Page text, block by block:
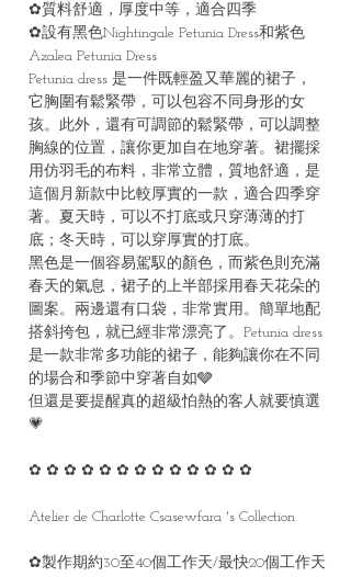
✿質料舒適，厚度中等，適合四季
✿設有黑色Nightingale Petunia Dress和紫色
Azalea Petunia Dress
Petunia dress 是一件既輕盈又華麗的裙子，
它胸圍有鬆緊帶，可以包容不同身形的女
孩。此外，還有可調節的鬆緊帶，可以調整
胸線的位置，讓你更加自在地穿著。裙擺採
用仿羽毛的布料，非常立體，質地舒適，是
這個月新款中比較厚實的一款，適合四季穿
著。夏天時，可以不打底或只穿薄薄的打
底；冬天時，可以穿厚實的打底。
黑色是一個容易駕馭的顏色，而紫色則充滿
春天的氣息，裙子的上半部採用春天花朵的
圖案。兩邊還有口袋，非常實用。簡單地配
搭斜挎包，就已經非常漂亮了。Petunia dress
是一款非常多功能的裙子，能夠讓你在不同
的場合和季節中穿著自如🩶
但還是要提醒真的超級怕熱的客人就要慎選
💗
✿ ✿ ✿ ✿ ✿ ✿ ✿ ✿ ✿ ✿ ✿ ✿ ✿
Atelier de Charlotte Csasewfara 's Collection
✿製作期約30至40個工作天/最快20個工作天